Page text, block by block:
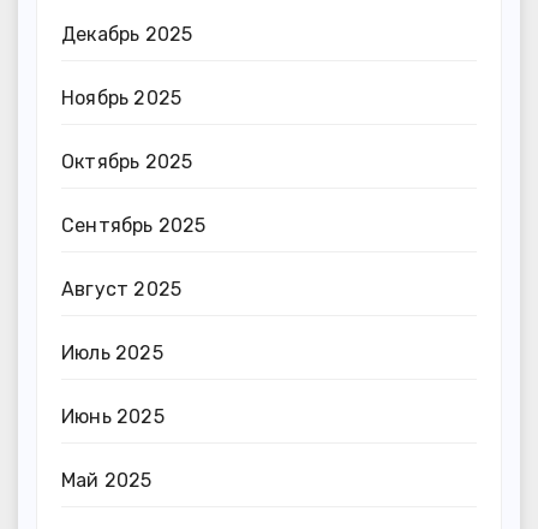
Декабрь 2025
Ноябрь 2025
Октябрь 2025
Сентябрь 2025
Август 2025
Июль 2025
Июнь 2025
Май 2025